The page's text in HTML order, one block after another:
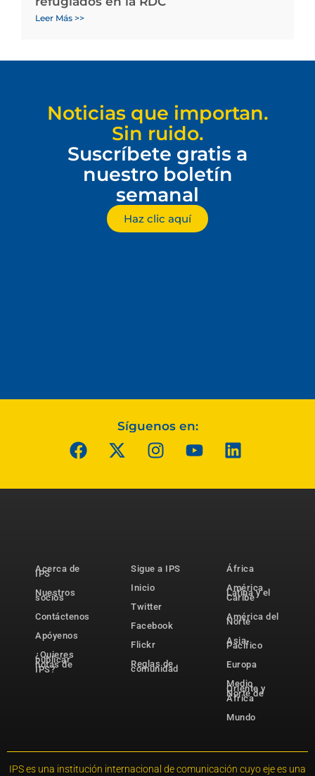
Leer Más >>
Noticias que importan.
Sin ruido.
Suscríbete gratis a
nuestro boletín
semanal
Haz clic aquí
Síguenos en:
Acerca de
IPS
Nuestros
socios
Contáctenos
Apóyenos
¿Quieres
publicar
notas de
IPS?
Sigue a IPS
Inicio
Twitter
Facebook
Flickr
Reglas de
comunidad
África
América
Latina y el
Caribe
América del
Norte
Asia-
Pacífico
Europa
Medio
Oriente y
Norte de
África
Mundo
IPS es una institución internacional de comunicación cuyo eje es una